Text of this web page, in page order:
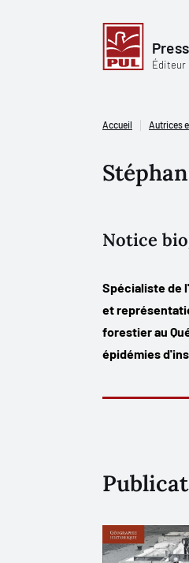
Éditeur
Accueil Autrices
Notice
Spécialiste de
et
forestier au
épidémies